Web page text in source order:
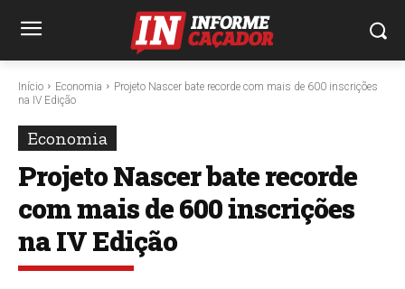
Início Economia
Projeto Nascer bate recorde com mais de 600 inscrições
na IV Edição
Economia
Projeto Nascer bate recorde
com mais de 600 inscrições
na IV Edição